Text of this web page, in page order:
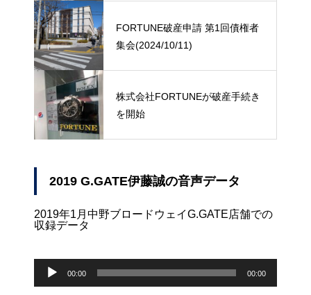
FORTUNE破産申請 第1回債権者
集会(2024/10/11)
株式会社FORTUNEが破産手続き
を開始
2019 G.GATE伊藤誠の音声データ
2019年1月中野ブロードウェイG.GATE店舗での
収録データ
プ
00:00 00:00